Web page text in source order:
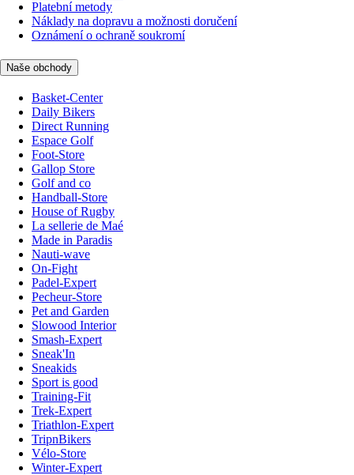
Platební metody
Náklady na dopravu a možnosti doručení
Oznámení o ochraně soukromí
Naše obchody
Basket-Center
Daily Bikers
Direct Running
Espace Golf
Foot-Store
Gallop Store
Golf and co
Handball-Store
House of Rugby
La sellerie de Maé
Made in Paradis
Nauti-wave
On-Fight
Padel-Expert
Pecheur-Store
Pet and Garden
Slowood Interior
Smash-Expert
Sneak'In
Sneakids
Sport is good
Training-Fit
Trek-Expert
Triathlon-Expert
TripnBikers
Vélo-Store
Winter-Expert